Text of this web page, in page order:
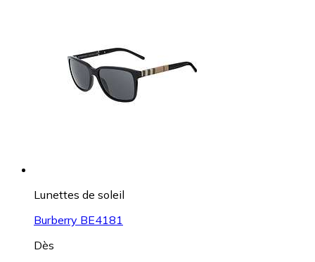
Lunettes de soleil
Burberry BE4181
Dès